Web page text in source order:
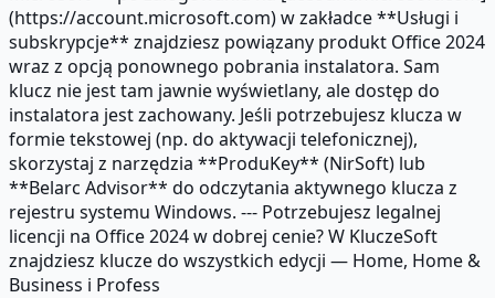
(https://account.microsoft.com) w zakładce **Usługi i
subskrypcje** znajdziesz powiązany produkt Office 2024
wraz z opcją ponownego pobrania instalatora. Sam
klucz nie jest tam jawnie wyświetlany, ale dostęp do
instalatora jest zachowany. Jeśli potrzebujesz klucza w
formie tekstowej (np. do aktywacji telefonicznej),
skorzystaj z narzędzia **ProduKey** (NirSoft) lub
**Belarc Advisor** do odczytania aktywnego klucza z
rejestru systemu Windows. --- Potrzebujesz legalnej
licencji na Office 2024 w dobrej cenie? W KluczeSoft
znajdziesz klucze do wszystkich edycji — Home, Home &
Business i Profess